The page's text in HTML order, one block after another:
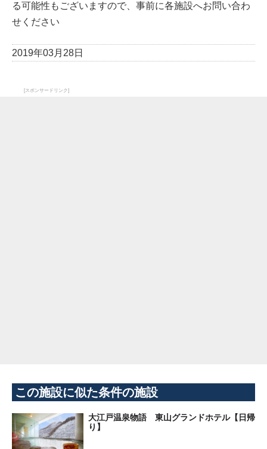
る可能性もございますので、事前に各施設へお問い合わ
せください
2019年03月28日
[スポンサードリンク]
この施設に似た条件の施設
大江戸温泉物語 東山グランドホテル【日帰
り】